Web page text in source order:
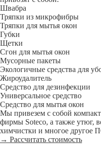
Швабра
Тряпки из микрофибры
Тряпки для мытья окон
Губки
Щетки
Сгон для мытья окон
Мусорные пакеты
Экологичные средства для
Жироудалитель
Средство для дезинфекции
Универсальное средство
Средство для мытья окон
Мы привезем с собой
фирмы Soteco, а также утюг,
химчистки и многое
→ Рассчитать стоимость